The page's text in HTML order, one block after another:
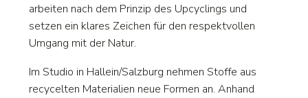
arbeiten nach dem Prinzip des Upcyclings und
setzen ein klares Zeichen für den respektvollen
Umgang mit der Natur.
Im Studio in Hallein/Salzburg nehmen Stoffe aus
recycelten Materialien neue Formen an. Anhand